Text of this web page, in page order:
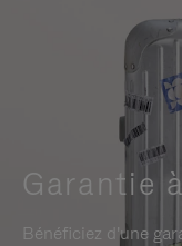
Garantie
Bénéficiez d'une